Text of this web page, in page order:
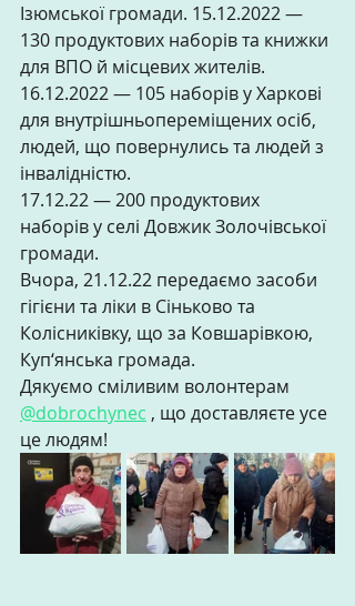
Ізюмської громади. 15.12.2022 —
130 продуктових наборів та книжки
для ВПО й місцевих жителів.
16.12.2022 — 105 наборів у Харкові
для внутрішньопереміщених осіб,
людей, що повернулись та людей з
інвалідністю.
17.12.22 — 200 продуктових
наборів у селі Довжик Золочівської
громади.
Вчора, 21.12.22 передаємо засоби
гігієни та ліки в Сіньково та
Колісниківку, що за Ковшарівкою,
Куп‘янська громада.
Дякуємо сміливим волонтерам
@dobrochynec , що доставляєте усе
це людям!